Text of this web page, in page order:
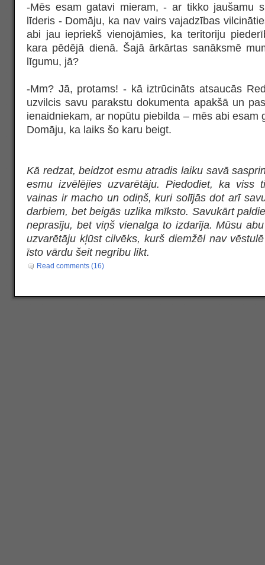
-Mēs esam gatavi mieram, - ar tikko jaušamu
līderis - Domāju, ka nav vairs vajadzības
abi jau iepriekš vienojāmies, ka teritoriju
kara pēdējā dienā. Šajā ārkārtas sanāksmē
līgumu, jā?
-Mm? Jā, protams! - kā iztrūcināts atsaucās
uzvilcis savu parakstu dokumenta apakšā un
ienaidniekam, ar nopūtu piebilda – mēs abi esam
Domāju, ka laiks šo karu beigt.
Kā redzat, beidzot esmu atradis laiku savā
esmu izvēlējies uzvarētāju. Piedodiet, ka viss
vainas ir macho un odiņš, kuri solījās dot arī
darbiem, bet beigās uzlika mīksto. Savukārt
neprasīju, bet viņš vienalga to izdarīja. Mūsu
uzvarētāju kļūst cilvēks, kurš diemžēl nav
īsto vārdu šeit negribu likt.
Read comments (16)